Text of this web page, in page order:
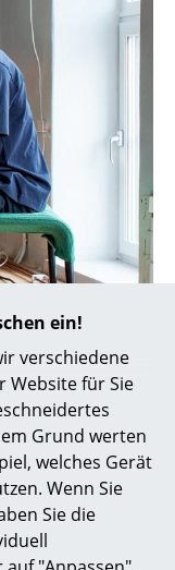
ein!
verschiedene
Website für Sie
Grund werten
welches Gerät
Wenn Sie
Sie die